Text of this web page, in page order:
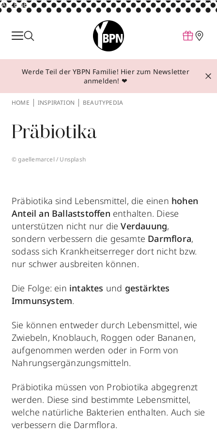
ANZEIGE
Parfum
Make-up
Behandlungen
Über YBPN
Aktionen
Werde Teil der YBPN Familie! Hier zum Newsletter
anmelden! ❤
HOME INSPIRATION BEAUTYPEDIA
Präbiotika
© gaellemarcel / Unsplash
Präbiotika sind Lebensmittel, die einen hohen
Anteil an Ballaststoffen enthalten. Diese
unterstützen nicht nur dieVerdauung,
sondern verbessern die gesamte Darmflora,
sodass sich Krankheitserreger dort nicht bzw.
nur schwer ausbreiten können.
Die Folge: ein intaktes und gestärktes
Immunsystem.
Sie können entweder durch Lebensmittel, wie
Zwiebeln, Knoblauch, Roggen oder Bananen,
aufgenommen werden oder in Form von
Nahrungsergänzungsmitteln.
Präbiotika müssen von Probiotika abgegrenzt
werden. Diese sind bestimmte Lebensmittel,
welche natürliche Bakterien enthalten. Auch sie
verbessern die Darmflora.